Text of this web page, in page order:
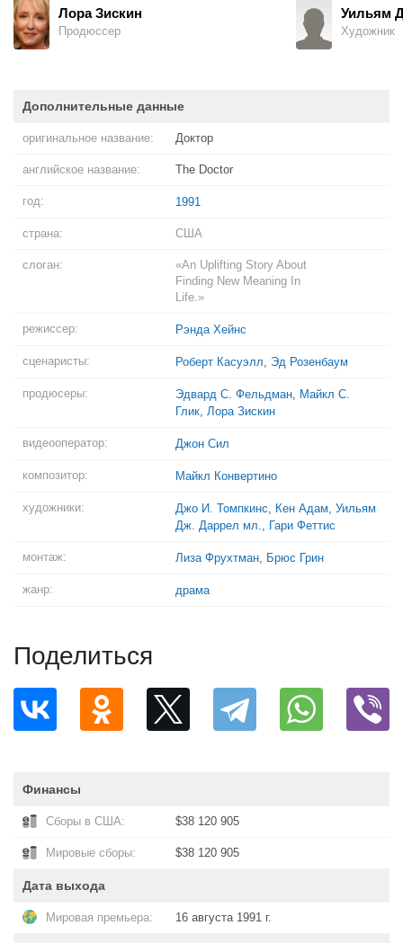
Лора Зискин
Продюссер
Уильям
Художник
Дополнительные данные
оригинальное название: Доктор
английское название: The Doctor
год: 1991
страна: США
слоган:
«An Uplifting Story About
Finding New Meaning In
Life.»
режиссер: Рэнда Хейнс
сценаристы: Роберт Касуэлл, Эд Розенбаум
продюсеры: Эдвард С. Фельдман, Майкл С.
Глик, Лора Зискин
видеооператор: Джон Сил
композитор: Майкл Конвертино
художники: Джо И. Томпкинс, Кен Адам, Уильям
Дж. Даррел мл., Гари Феттис
монтаж: Лиза Фрухтман, Брюс Грин
жанр: драма
Поделиться
Финансы
Сборы в США: $38 120 905
Мировые сборы: $38 120 905
Дата выхода
Мировая премьера: 16 августа 1991 г.